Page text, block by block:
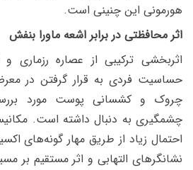
هورمونی این چنینی است.
اثر محافظتی در برابر اشعه ماورا بنفش
اثربخشی ترکیبی از عصاره
حساسیت فردی به قرار گرفتن در
چروک و کشسانی پوست مورد
چشمگیری به دنبال داشته است.
احتمال زیاد از طریق مهار گونه‌های
نشانگرهای التهابی و اثر مستقیم بر